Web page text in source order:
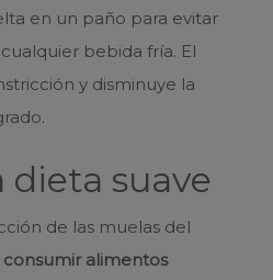
en un paño para evitar
bebida fría. El
y disminuye la
dieta suave
de las muelas del
consumir alimentos